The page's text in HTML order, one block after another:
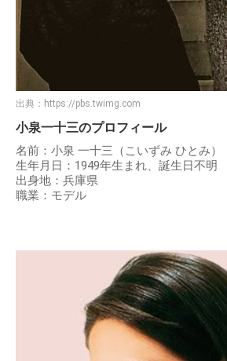
出典： https://pbs.twimg.com
小泉一十三のプロフィール
名前：小泉 一十三（こいずみ ひとみ）
生年月日：1949年生まれ、誕生日不明
出身地：兵庫県
職業：モデル